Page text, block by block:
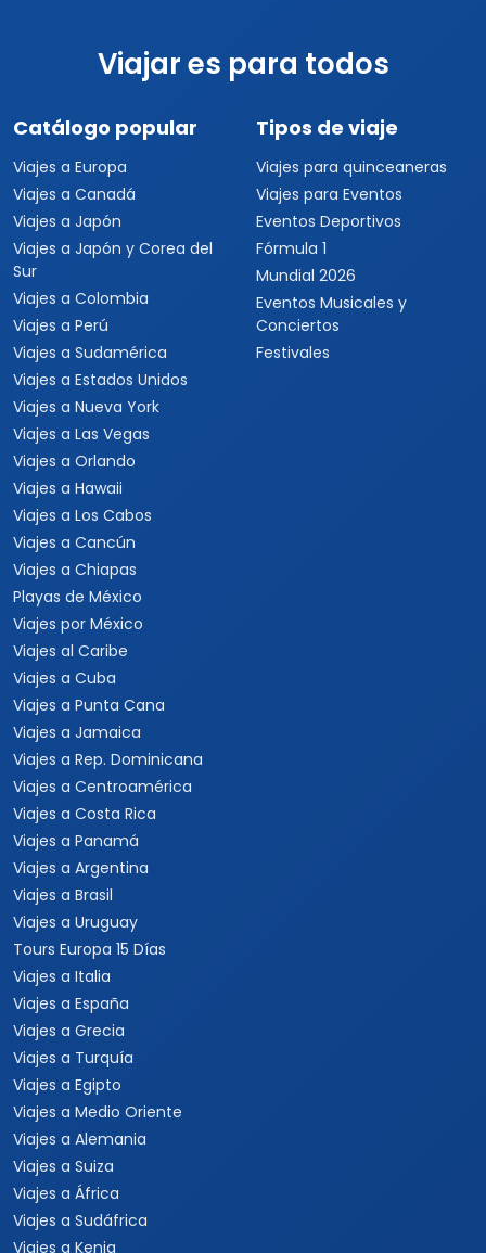
Viajar es para todos
Catálogo popular
Viajes a Europa
Viajes a Canadá
Viajes a Japón
Viajes a Japón y Corea del
Sur
Viajes a Colombia
Viajes a Perú
Viajes a Sudamérica
Viajes a Estados Unidos
Viajes a Nueva York
Viajes a Las Vegas
Viajes a Orlando
Viajes a Hawaii
Viajes a Los Cabos
Viajes a Cancún
Viajes a Chiapas
Playas de México
Viajes por México
Viajes al Caribe
Viajes a Cuba
Viajes a Punta Cana
Viajes a Jamaica
Viajes a Rep. Dominicana
Viajes a Centroamérica
Viajes a Costa Rica
Viajes a Panamá
Viajes a Argentina
Viajes a Brasil
Viajes a Uruguay
Tours Europa 15 Días
Viajes a Italia
Viajes a España
Viajes a Grecia
Viajes a Turquía
Viajes a Egipto
Viajes a Medio Oriente
Viajes a Alemania
Viajes a Suiza
Viajes a África
Viajes a Sudáfrica
Viajes a Kenia
Tipos de viaje
Viajes para quinceaneras
Viajes para Eventos
Eventos Deportivos
Fórmula 1
Mundial 2026
Eventos Musicales y
Conciertos
Festivales